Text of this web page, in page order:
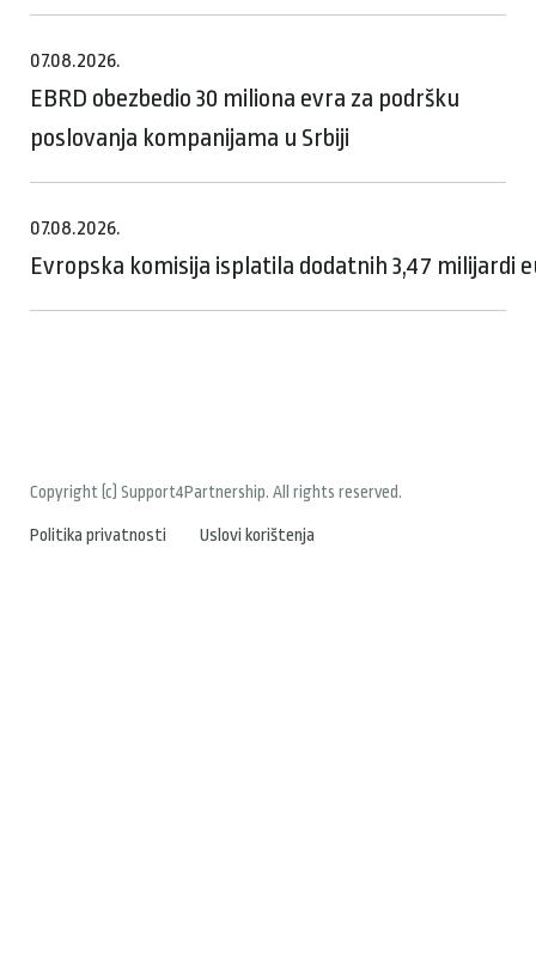
07.08.2026.
EBRD obezbedio 30 miliona evra za podršku
poslovanja kompanijama u Srbiji
07.08.2026.
Evropska komisija isplatila dodatnih 3,47 milijardi
Copyright (c) Support4Partnership. All rights reserved.
Politika privatnosti Uslovi korištenja